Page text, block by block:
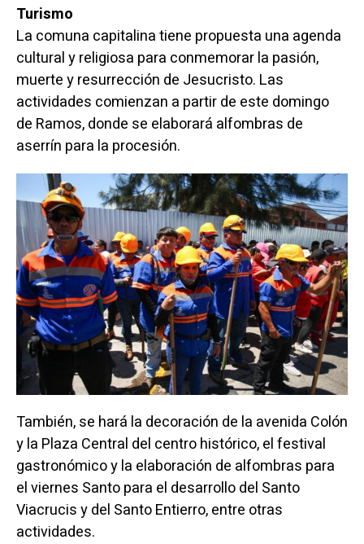
Turismo
La comuna capitalina tiene propuesta una agenda
cultural y religiosa para conmemorar la pasión,
muerte y resurrección de Jesucristo. Las
actividades comienzan a partir de este domingo
de Ramos, donde se elaborará alfombras de
aserrín para la procesión.
También, se hará la decoración de la avenida Colón
y la Plaza Central del centro histórico, el festival
gastronómico y la elaboración de alfombras para
el viernes Santo para el desarrollo del Santo
Viacrucis y del Santo Entierro, entre otras
actividades.